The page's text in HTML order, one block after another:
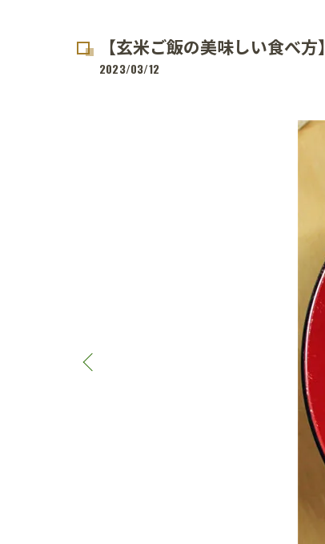
【玄米ご飯の美味しい食べ方】
2023/03/12